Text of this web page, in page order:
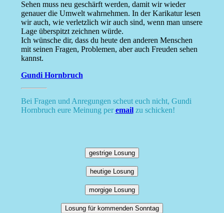
Sehen muss neu geschärft werden, damit wir wieder
genauer die Umwelt wahrnehmen. In der Karikatur lesen
wir auch, wie verletzlich wir auch sind, wenn man unsere
Lage überspitzt zeichnen würde.
Ich wünsche dir, dass du heute den anderen Menschen
mit seinen Fragen, Problemen, aber auch Freuden sehen
kannst.
Gundi Hornbruch
Bei Fragen und Anregungen scheut euch nicht, Gundi
Hornbruch eure Meinung peremailzu schicken!
gestrige Losung
heutige Losung
morgige Losung
Losung für kommenden Sonntag